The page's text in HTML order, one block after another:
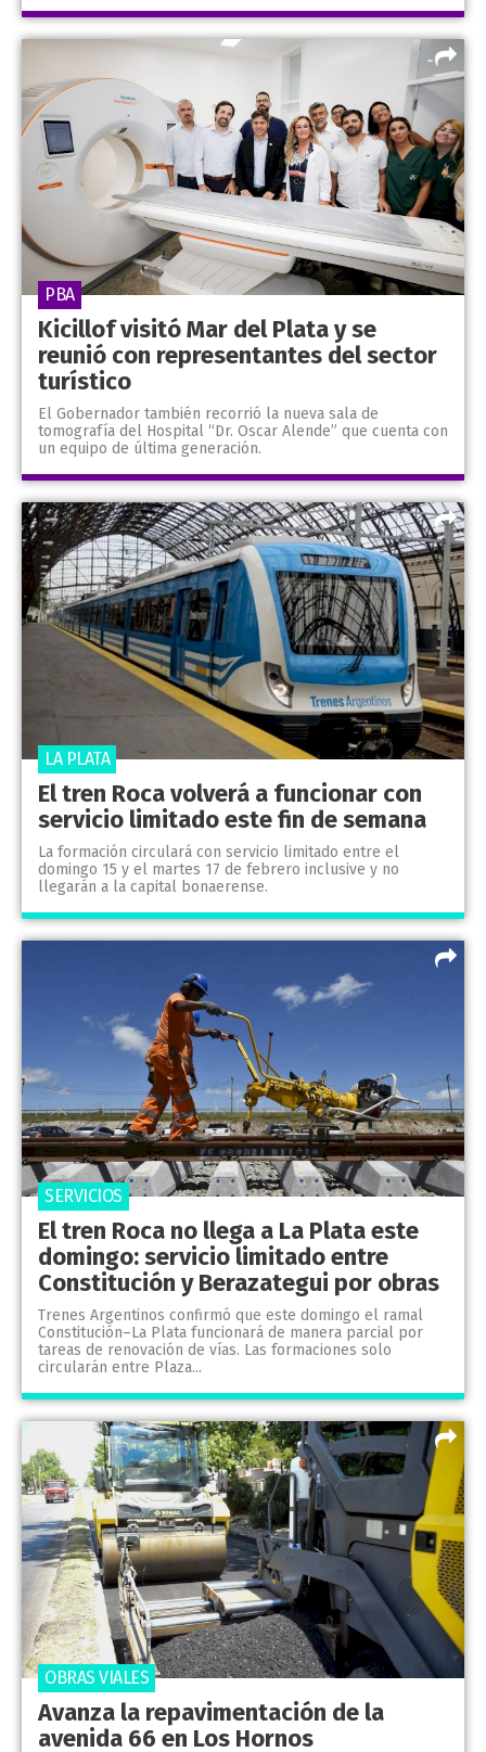
Kicillof visitó Mar del Plata y se
reunió con representantes del sector
turístico
El Gobernador también recorrió la nueva sala de
tomografía del Hospital “Dr. Oscar Alende” que cuenta con
un equipo de última generación.
PBA
El tren Roca volverá a funcionar con
servicio limitado este fin de semana
La formación circulará con servicio limitado entre el
domingo 15 y el martes 17 de febrero inclusive y no
llegarán a la capital bonaerense.
LA PLATA
El tren Roca no llega a La Plata este
domingo: servicio limitado entre
Constitución y Berazategui por obras
Trenes Argentinos confirmó que este domingo el ramal
Constitución–La Plata funcionará de manera parcial por
tareas de renovación de vías. Las formaciones solo
circularán entre Plaza...
SERVICIOS
Avanza la repavimentación de la
avenida 66 en Los Hornos
OBRAS VIALES